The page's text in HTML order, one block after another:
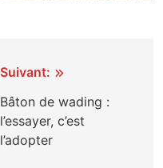
Suivant:
Bâton de wading :
l’essayer, c’est
l’adopter